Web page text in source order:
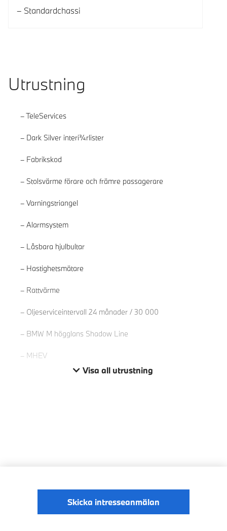
Standardchassi
Utrustning
TeleServices
Dark Silver interi¾rlister
Fabrikskod
Stolsvärme förare och främre passagerare
Varningstriangel
Alarmsystem
Låsbara hjulbultar
Hastighetsmätare
Rattvärme
Oljeserviceintervall 24 månader / 30 000
BMW M högglans Shadow Line
MHEV
Visa all utrustning
Skicka intresseanmälan